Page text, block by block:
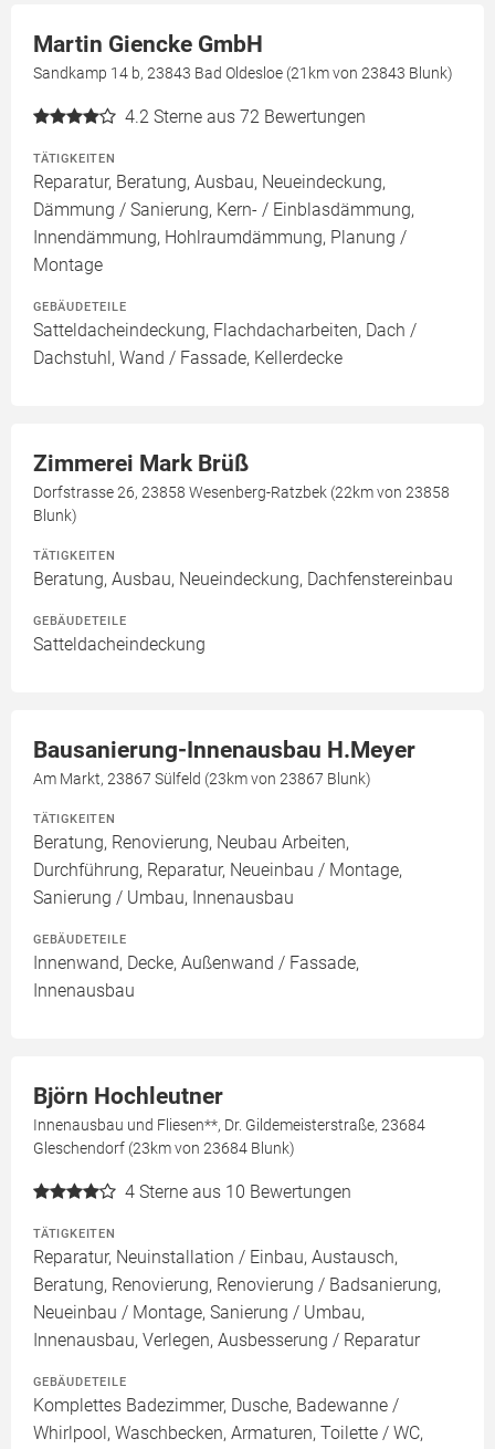
Martin Giencke GmbH
Sandkamp 14 b, 23843 Bad Oldesloe (21km von 23843 Blunk)
4.2 Sterne aus 72 Bewertungen
TÄTIGKEITEN
Reparatur, Beratung, Ausbau, Neueindeckung,
Dämmung / Sanierung, Kern- / Einblasdämmung,
Innendämmung, Hohlraumdämmung, Planung /
Montage
GEBÄUDETEILE
Satteldacheindeckung, Flachdacharbeiten, Dach /
Dachstuhl, Wand / Fassade, Kellerdecke
Zimmerei Mark Brüß
Dorfstrasse 26, 23858 Wesenberg-Ratzbek (22km von 23858
Blunk)
TÄTIGKEITEN
Beratung, Ausbau, Neueindeckung, Dachfenstereinbau
GEBÄUDETEILE
Satteldacheindeckung
Bausanierung-Innenausbau H.Meyer
Am Markt, 23867 Sülfeld (23km von 23867 Blunk)
TÄTIGKEITEN
Beratung, Renovierung, Neubau Arbeiten,
Durchführung, Reparatur, Neueinbau / Montage,
Sanierung / Umbau, Innenausbau
GEBÄUDETEILE
Innenwand, Decke, Außenwand / Fassade,
Innenausbau
Björn Hochleutner
Innenausbau und Fliesen**, Dr. Gildemeisterstraße, 23684
Gleschendorf (23km von 23684 Blunk)
4 Sterne aus 10 Bewertungen
TÄTIGKEITEN
Reparatur, Neuinstallation / Einbau, Austausch,
Beratung, Renovierung, Renovierung / Badsanierung,
Neueinbau / Montage, Sanierung / Umbau,
Innenausbau, Verlegen, Ausbesserung / Reparatur
GEBÄUDETEILE
Komplettes Badezimmer, Dusche, Badewanne /
Whirlpool, Waschbecken, Armaturen, Toilette / WC,